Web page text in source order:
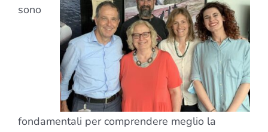
sono
fondamentali per comprendere meglio la